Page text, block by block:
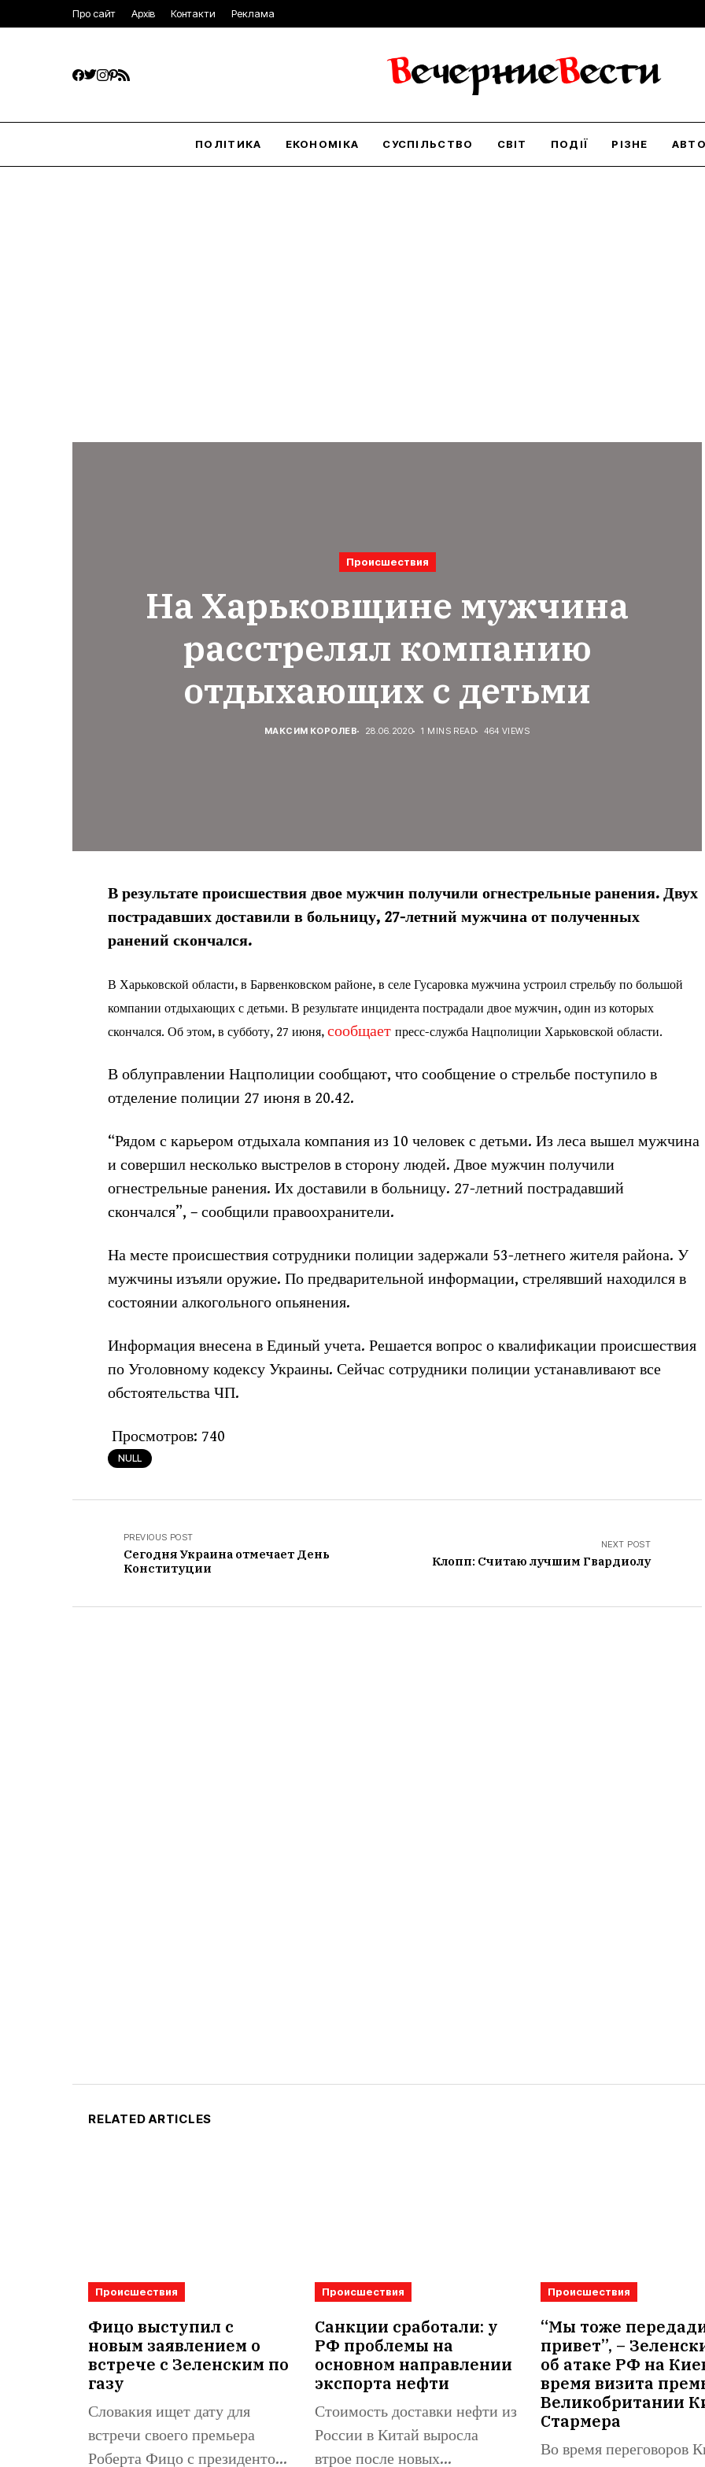
Про сайт Архів Контакти Реклама
ПОЛІТИКА ЕКОНОМІКА СУСПІЛЬСТВО СВІТ ПОДІЇ РІЗНЕ АВТО
Происшествия
На Харьковщине мужчина
расстрелял компанию
отдыхающих с детьми
МАКСИМ КОРОЛЕВ 28.06.2020 1 MINS READ 464 VIEWS
В результате происшествия двое мужчин получили огнестрельные ранения. Двух
пострадавших доставили в больницу, 27-летний мужчина от полученных
ранений скончался.
В Харьковской области, в Барвенковском районе, в селе Гусаровка мужчина устроил стрельбу по большой
компании отдыхающих с детьми. В результате инцидента пострадали двое мужчин, один из которых
скончался. Об этом, в субботу, 27 июня, сообщает пресс-служба Нацполиции Харьковской области.
В облуправлении Нацполиции сообщают, что сообщение о стрельбе поступило в
отделение полиции 27 июня в 20.42.
“Рядом с карьером отдыхала компания из 10 человек с детьми. Из леса вышел мужчина
и совершил несколько выстрелов в сторону людей. Двое мужчин получили
огнестрельные ранения. Их доставили в больницу. 27-летний пострадавший
скончался”, – сообщили правоохранители.
На месте происшествия сотрудники полиции задержали 53-летнего жителя района. У
мужчины изъяли оружие. По предварительной информации, стрелявший находился в
состоянии алкогольного опьянения.
Информация внесена в Единый учета. Решается вопрос о квалификации происшествия
по Уголовному кодексу Украины. Сейчас сотрудники полиции устанавливают все
обстоятельства ЧП.
Просмотров: 740
NULL
PREVIOUS POST
Сегодня Украина отмечает День
Конституции
NEXT POST
Клопп: Считаю лучшим Гвардиолу
RELATED ARTICLES
Происшествия
Фицо выступил с
новым заявлением о
встрече с Зеленским по
газу
Словакия ищет дату для
встречи своего премьера
Роберта Фицо с президентом
Происшествия
Санкции сработали: у
РФ проблемы на
основном направлении
экспорта нефти
Стоимость доставки нефти из
России в Китай выросла
втрое после новых
Происшествия
“Мы тоже
привет”, –
об атаке РФ на
время визита
Великобритании
Стармера
Во время переговоров